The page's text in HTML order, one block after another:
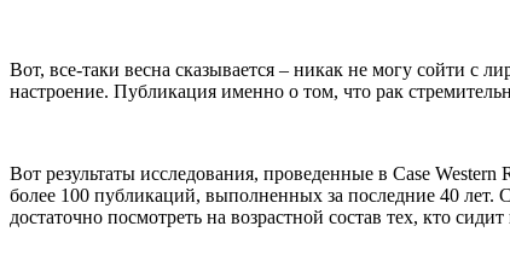
Вот, все-таки весна сказывается – никак не могу сойти с
настроение. Публикация именно о том, что рак
Вот результаты исследования, проведенные в Case
более 100 публикаций, выполненных за последние 40 лет.
достаточно посмотреть на возрастной состав тех, кто